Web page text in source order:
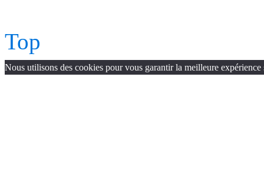
Top
Nous utilisons des cookies pour vous garantir la meilleure expérience